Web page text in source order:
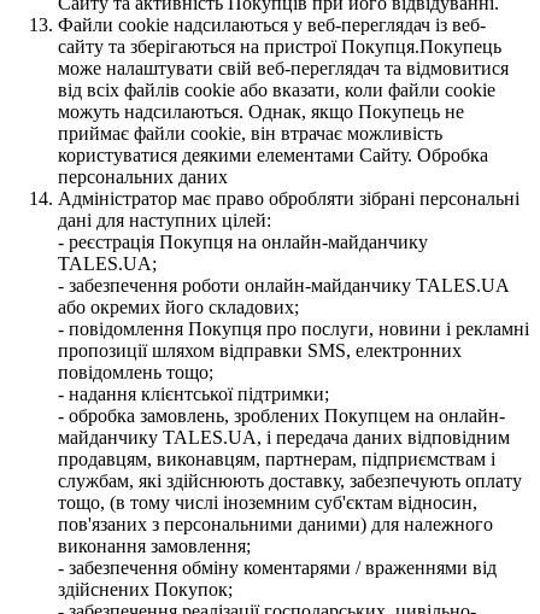
Файли cookie надсилаються у веб-переглядач із веб-
сайту та зберігаються на пристрої Покупця.Покупець
може налаштувати свій веб-переглядач та відмовитися
від всіх файлів cookie або вказати, коли файли cookie
можуть надсилаються. Однак, якщо Покупець не
приймає файли cookie, він втрачає можливість
користуватися деякими елементами Сайту. Обробка
персональних даних
Адміністратор має право обробляти зібрані персональні
дані для наступних цілей:
- реєстрація Покупця на онлайн-майданчику
TALES.UA;
- забезпечення роботи онлайн-майданчику TALES.UA
або окремих його складових;
- повідомлення Покупця про послуги, новини і рекламні
пропозиції шляхом відправки SMS, електронних
повідомлень тощо;
- надання клієнтської підтримки;
- обробка замовлень, зроблених Покупцем на онлайн-
майданчику TALES.UA, і передача даних відповідним
продавцям, виконавцям, партнерам, підприємствам і
службам, які здійснюють доставку, забезпечують оплату
тощо, (в тому числі іноземним суб'єктам відносин,
пов'язаних з персональними даними) для належного
виконання замовлення;
- забезпечення обміну коментарями / враженнями від
здійснених Покупок;